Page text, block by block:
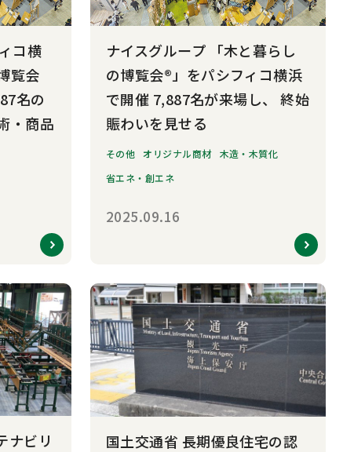
コ横
覧会
名の
・商品
ナイスグループ 「木と暮らし
の博覧会®」をパシフィコ横浜
で開催 7,887名が来場し、 終始
賑わいを見せる
その他 オリジナル商材
木造・木質化
省エネ・創エネ
2025.09.16
ナビリ
国土交通省 長期優良住宅の認